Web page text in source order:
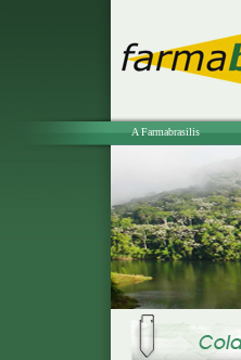
A Farmabrasilis